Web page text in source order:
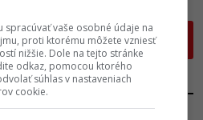
ĎALEJ
vaše osobné údaje na
proti ktorému môžete vzniesť
nižšie. Dole na tejto stránke
odkaz, pomocou ktorého
súhlas v nastaveniach
cookie.